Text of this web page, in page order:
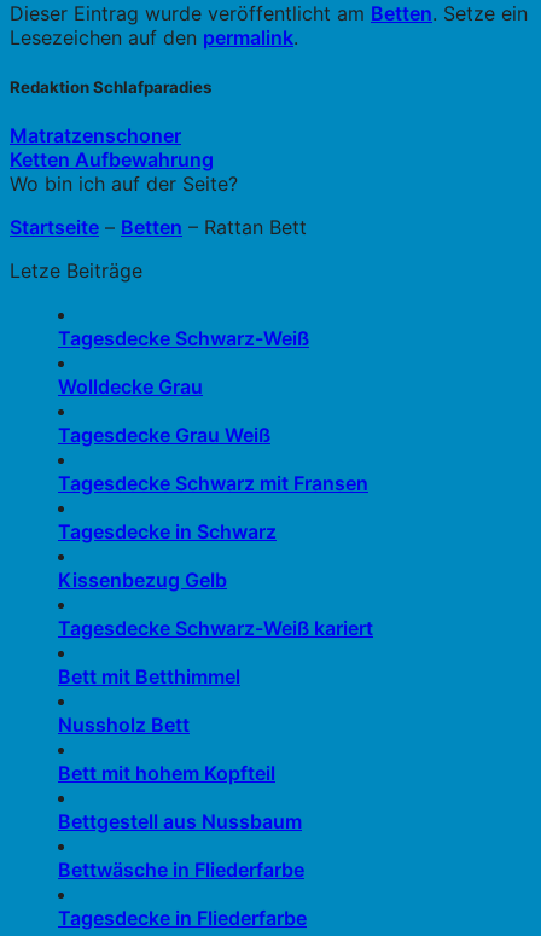
Dieser Eintrag wurde veröffentlicht am Betten. Setze ein
Lesezeichen auf den permalink.
Redaktion Schlafparadies
Matratzenschoner
Ketten Aufbewahrung
Wo bin ich auf der Seite?
Startseite – Betten – Rattan Bett
Letze Beiträge
Tagesdecke Schwarz-Weiß
Wolldecke Grau
Tagesdecke Grau Weiß
Tagesdecke Schwarz mit Fransen
Tagesdecke in Schwarz
Kissenbezug Gelb
Tagesdecke Schwarz-Weiß kariert
Bett mit Betthimmel
Nussholz Bett
Bett mit hohem Kopfteil
Bettgestell aus Nussbaum
Bettwäsche in Fliederfarbe
Tagesdecke in Fliederfarbe